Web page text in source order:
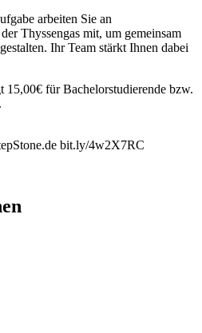
arbeiten Sie an
Thyssengas mit, um gemeinsam
Ihr Team stärkt Ihnen dabei
15,00€ für Bachelorstudierende bzw.
bit.ly/4w2X7RC